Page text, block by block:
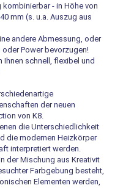
- in Höhe von
mm (s. u.a. Auszug aus
andere Abmessung, oder
Power bevorzugen!
Ihnen schnell, flexibel und
der neuen
von K8.
die Unterschiedlichkeit
die modernen Heizkörper
interpretiert werden.
der Mischung aus Kreativit
Farbgebung besteht,
Elementen werden,